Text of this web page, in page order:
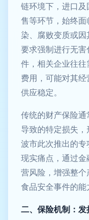
链环境下，进口
售等环节，始终
染、腐败变质或
要求强制进行无
件，相关企业往
费用，可能对其
供应稳定。
传统的财产保险
导致的特定损失，
波市此次推出的
现实痛点，通过
营风险，增强整
食品安全事件的能
二、保险机制：发